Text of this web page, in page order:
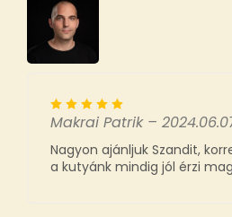
Makrai Patrik–
Nagyon ajánljuk Szandit,
a kutyánk mindig jól érzi